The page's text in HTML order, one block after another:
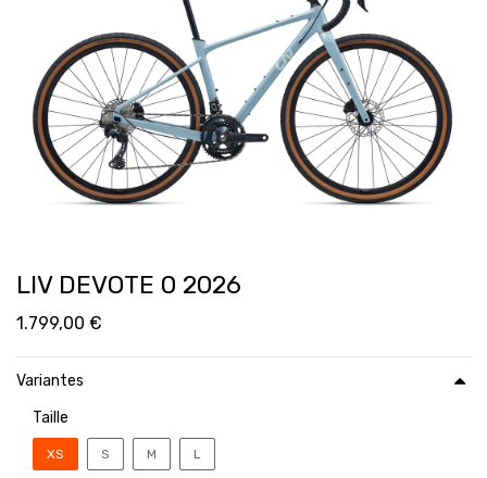
LIV DEVOTE 0 2026
1.799,00 €
Variantes
Taille
XS S M L